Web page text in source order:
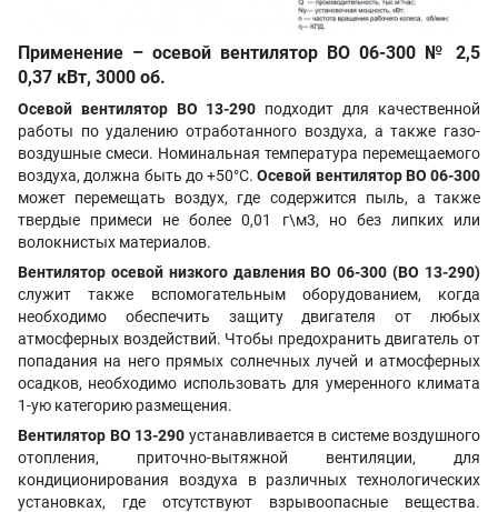
Применение – осевой вентилятор ВО 06-300 № 2,5
0,37 кВт, 3000 об.
Осевой вентилятор ВО 13-290 подходит для качественной
работы по удалению отработанного воздуха, а также газо-
воздушные смеси. Номинальная температура перемещаемого
воздуха, должна быть до +50°С.Осевой вентиляторВО 06-300
может перемещать воздух, где содержится пыль, а также
твердые примеси не более 0,01 г\м3, но без липких или
волокнистых материалов.
Вентилятор осевой низкого давленияВО 06-300 (ВО 13-290)
служит также вспомогательным оборудованием, когда
необходимо обеспечить защиту двигателя от любых
атмосферных воздействий. Чтобы предохранить двигатель от
попадания на него прямых солнечных лучей и атмосферных
осадков, необходимо использовать для умеренного климата
1-ую категорию размещения.
Вентилятор ВО 13-290 устанавливается в системе воздушного
отопления, приточно-вытяжной вентиляции, для
кондиционирования воздуха в различных технологических
установках, где отсутствуют взрывоопасные вещества.